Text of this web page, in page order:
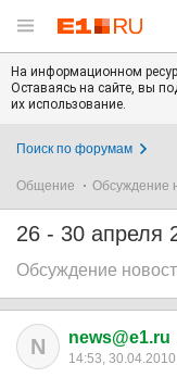
На информационном
Оставаясь на сайте, вы
их использование.
Поиск по форумам
Общение Обсуждение
26 - 30 апреля
Обсуждение
N news@e1.ru
14:53, 30.04.2010